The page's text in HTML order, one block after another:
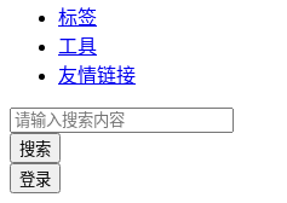
标签
工具
友情链接
搜索
登录